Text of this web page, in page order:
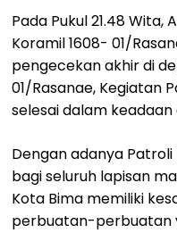
Pada Pukul 21.48
Koramil 1608- 01/
pengecekan akhir di
01/Rasanae, Kegiatan
selesai dalam
Dengan adanya
bagi seluruh lapisan
Kota Bima memiliki
perbuatan-perbuatan